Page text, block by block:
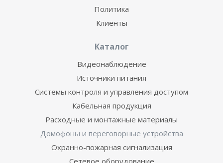
Политика
Клиенты
Каталог
Видеонаблюдение
Источники питания
Системы контроля и управления доступом
Кабельная продукция
Расходные и монтажные материалы
Домофоны и переговорные устройства
Охранно-пожарная сигнализация
Сетевое оборудование